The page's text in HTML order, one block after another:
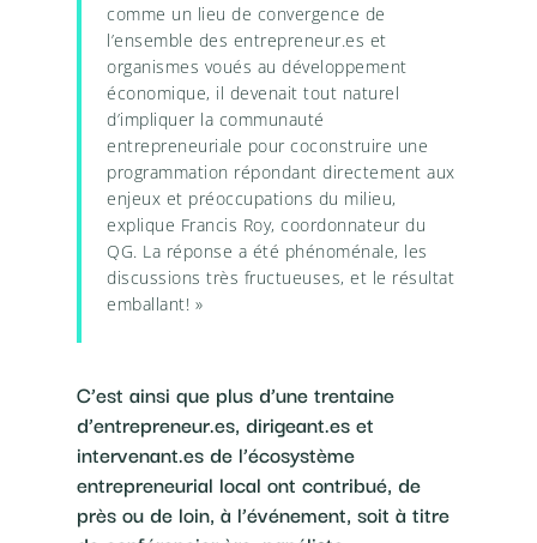
comme un lieu de convergence de
l’ensemble des entrepreneur.es et
organismes voués au développement
économique, il devenait tout naturel
d’impliquer la communauté
entrepreneuriale pour coconstruire une
programmation répondant directement aux
enjeux et préoccupations du milieu,
explique Francis Roy, coordonnateur du
QG. La réponse a été phénoménale, les
discussions très fructueuses, et le résultat
emballant! »
C’est ainsi que plus d’une trentaine
d’entrepreneur.es, dirigeant.es et
intervenant.es de l’écosystème
entrepreneurial local ont contribué, de
près ou de loin, à l’événement, soit à titre